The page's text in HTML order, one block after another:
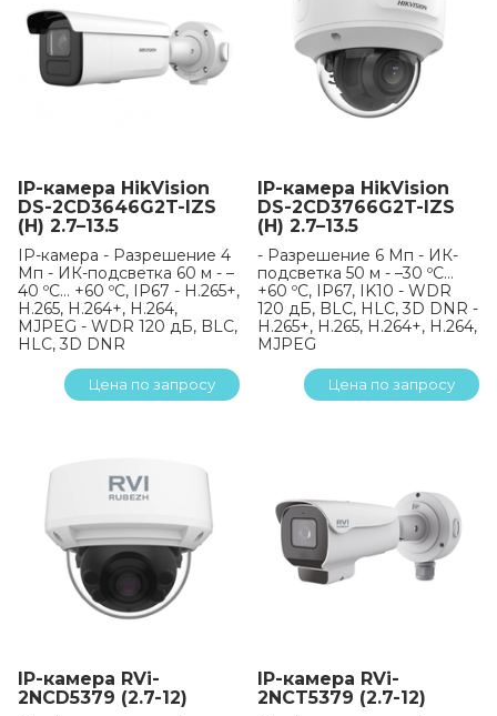
IP-камера HikVision
DS-2CD3646G2T-IZS
(H) 2.7–13.5
IP-камера - Разрешение 4
Мп - ИК-подсветка 60 м - –
40 ºC… +60 ºC, IP67 - H.265+,
H.265, H.264+, H.264,
MJPEG - WDR 120 дБ, BLC,
HLC, 3D DNR
Цена по запросу
IP-камера HikVision
DS-2CD3766G2T-IZS
(H) 2.7–13.5
- Разрешение 6 Мп - ИК-
подсветка 50 м - –30 ºC…
+60 ºC, IP67, IK10 - WDR
120 дБ, BLC, HLC, 3D DNR -
H.265+, H.265, H.264+, H.264,
MJPEG
Цена по запросу
IP-камера RVi-
2NCD5379 (2.7-12)
IP-камера RVi-
2NCT5379 (2.7-12)